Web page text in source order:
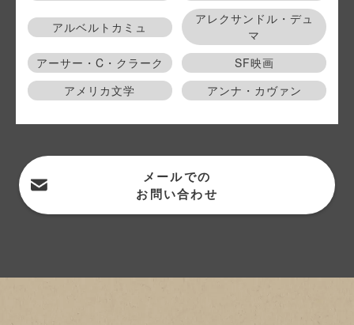
アルベルトカミュ
アレクサンドル・デュ
マ
アーサー・C・クラーク
SF映画
アメリカ文学
アンナ・カヴァン
メールでの
お問い合わせ